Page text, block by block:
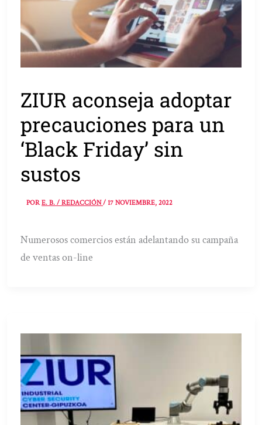
ZIUR aconseja adoptar
precauciones para un
‘Black Friday’ sin
sustos
PORE. B. / REDACCIÓN/17 NOVIEMBRE, 2022
Numerosos comercios están adelantando su campaña
de ventas on-line